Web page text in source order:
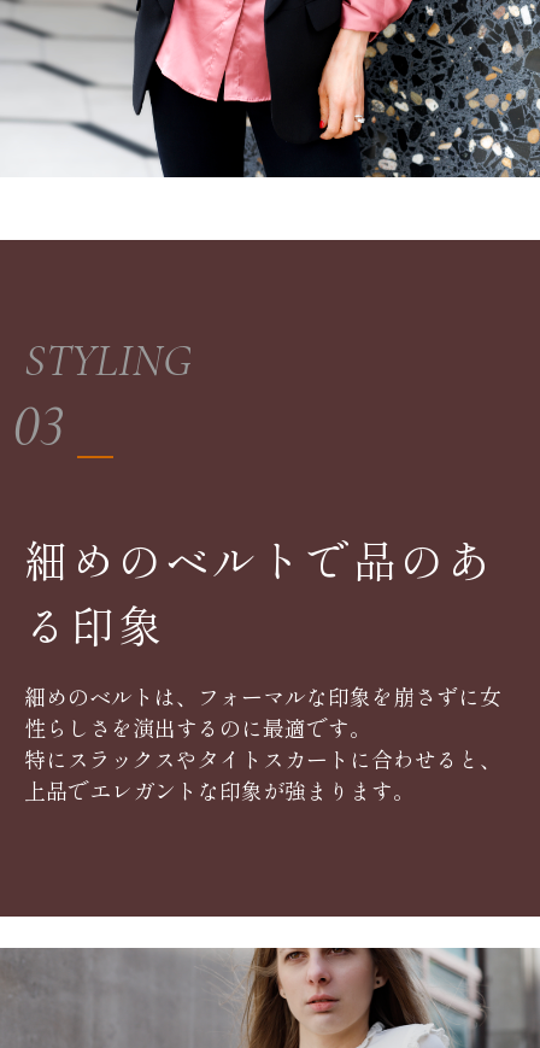
STYLING
03
細めのベルトで品のあ
る印象
細めのベルトは、フォーマルな印象を崩さずに女
性らしさを演出するのに最適です。
特にスラックスやタイトスカートに合わせると、
上品でエレガントな印象が強まります。